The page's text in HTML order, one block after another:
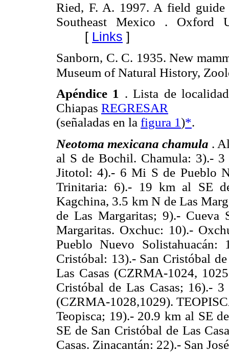
Ried, F. A. 1997. A field guide
Southeast Mexico . Oxford
[ Links ]
Sanborn, C. C. 1935. New
Museum of Natural History,
Apéndice 1 . Lista de
Chiapas REGRESAR
(señaladas en la figura 1)*.
Neotoma mexicana chamula .
al S de Bochil. Chamula: 3).-
Jitotol: 4).- 6 Mi S de Pueblo
Trinitaria: 6).- 19 km al SE
Kagchina, 3.5 km N de Las
de Las Margaritas; 9).-
Margaritas. Oxchuc: 10).-
Pueblo Nuevo Solistahuacán:
Cristóbal: 13).- San Cristóbal
Las Casas (CZRMA-1024,
Cristóbal de Las Casas; 16).-
(CZRMA-1028,1029).
Teopisca; 19).- 20.9 km al SE
SE de San Cristóbal de Las
Casas. Zinacantán: 22).- San